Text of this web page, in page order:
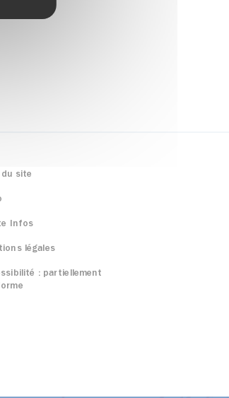
du site
Infos
légales
: partiellement